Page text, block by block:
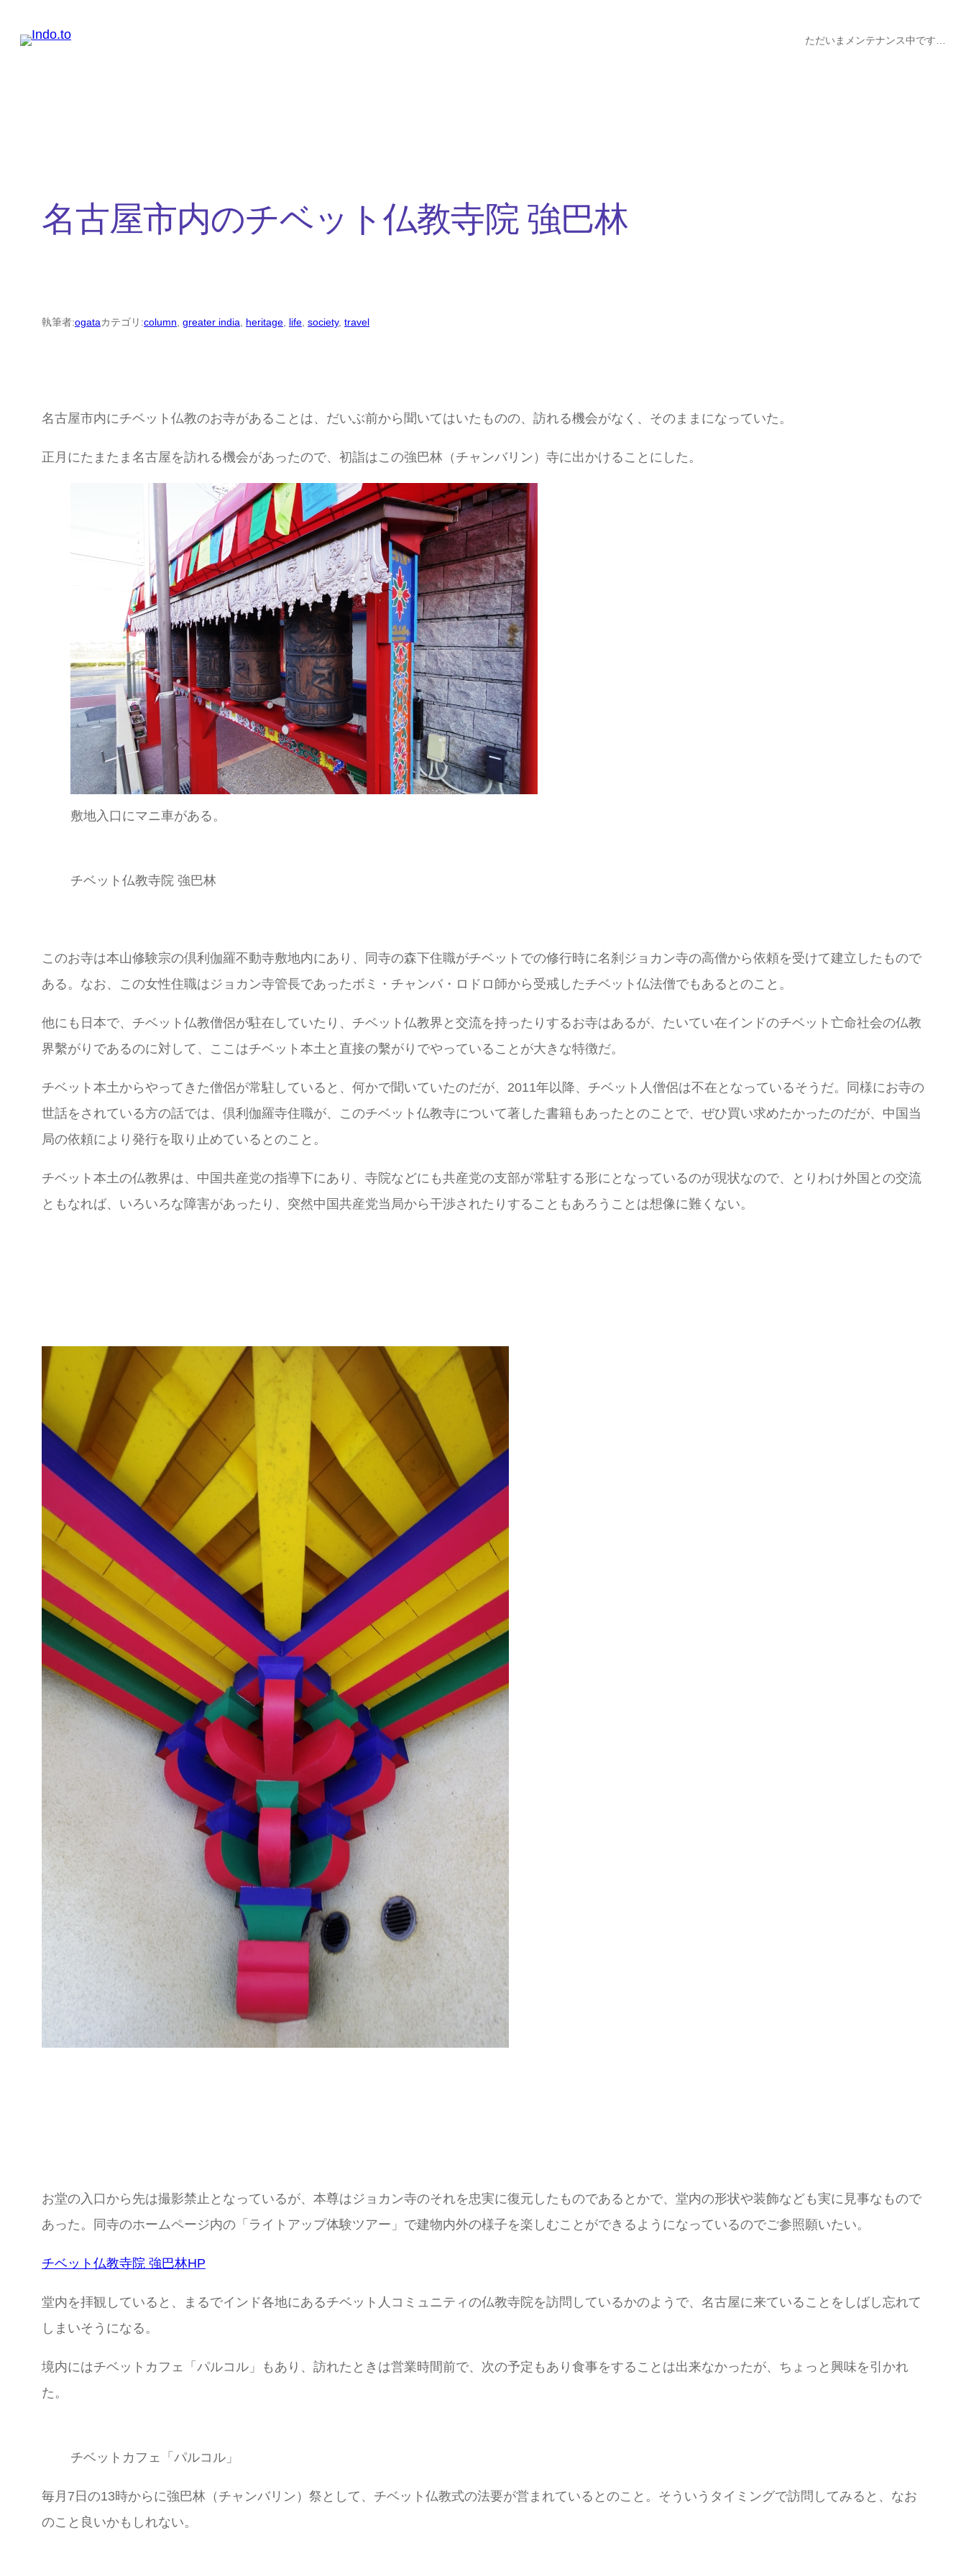
ただいまメンテナンス中です…
名古屋市内のチベット仏教寺院 強巴林
執筆者:ogataカテゴリ:column, greater india, heritage, life, society, travel
名古屋市内にチベット仏教のお寺があることは、だいぶ前から聞いてはいたものの、訪れる機会がなく、そのままになっていた。
正月にたまたま名古屋を訪れる機会があったので、初詣はこの強巴林（チャンバリン）寺に出かけることにした。
敷地入口にマニ車がある。
チベット仏教寺院 強巴林
このお寺は本山修験宗の倶利伽羅不動寺敷地内にあり、同寺の森下住職がチベットでの修行時に名刹ジョカン寺の高僧から依頼を受けて建立したもので
ある。なお、この女性住職はジョカン寺管長であったボミ・チャンバ・ロドロ師から受戒したチベット仏法僧でもあるとのこと。
他にも日本で、チベット仏教僧侶が駐在していたり、チベット仏教界と交流を持ったりするお寺はあるが、たいてい在インドのチベット亡命社会の仏教
界繫がりであるのに対して、ここはチベット本土と直接の繫がりでやっていることが大きな特徴だ。
チベット本土からやってきた僧侶が常駐していると、何かで聞いていたのだが、2011年以降、チベット人僧侶は不在となっているそうだ。同様にお寺の
世話をされている方の話では、倶利伽羅寺住職が、このチベット仏教寺について著した書籍もあったとのことで、ぜひ買い求めたかったのだが、中国当
局の依頼により発行を取り止めているとのこと。
チベット本土の仏教界は、中国共産党の指導下にあり、寺院などにも共産党の支部が常駐する形にとなっているのが現状なので、とりわけ外国との交流
ともなれば、いろいろな障害があったり、突然中国共産党当局から干渉されたりすることもあろうことは想像に難くない。
お堂の入口から先は撮影禁止となっているが、本尊はジョカン寺のそれを忠実に復元したものであるとかで、堂内の形状や装飾なども実に見事なもので
あった。同寺のホームページ内の「ライトアップ体験ツアー」で建物内外の様子を楽しむことができるようになっているのでご参照願いたい。
チベット仏教寺院 強巴林HP
堂内を拝観していると、まるでインド各地にあるチベット人コミュニティの仏教寺院を訪問しているかのようで、名古屋に来ていることをしばし忘れて
しまいそうになる。
境内にはチベットカフェ「パルコル」もあり、訪れたときは営業時間前で、次の予定もあり食事をすることは出来なかったが、ちょっと興味を引かれ
た。
チベットカフェ「パルコル」
毎月7日の13時からに強巴林（チャンバリン）祭として、チベット仏教式の法要が営まれているとのこと。そういうタイミングで訪問してみると、なお
のこと良いかもしれない。